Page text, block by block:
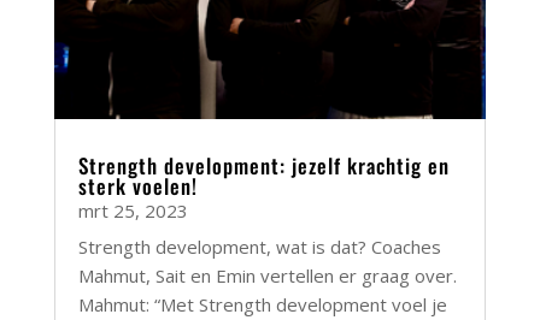
Strength development: jezelf krachtig en
sterk voelen!
mrt 25, 2023
Strength development, wat is dat? Coaches
Mahmut, Sait en Emin vertellen er graag over.
Mahmut: “Met Strength development voel je